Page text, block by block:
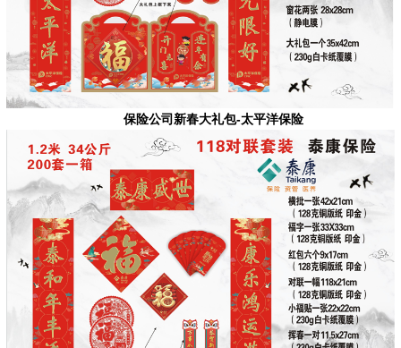
保险公司新春大礼包-太平洋保险